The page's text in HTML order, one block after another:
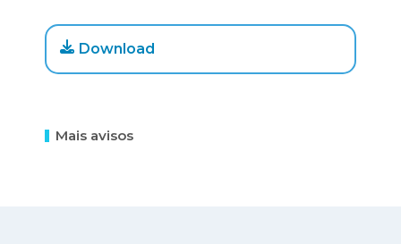
Download
Mais avisos